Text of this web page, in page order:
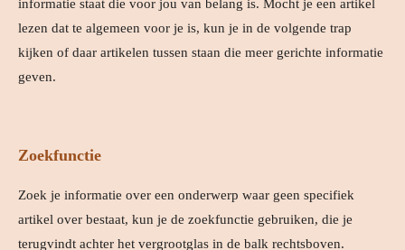
informatie staat die voor jou van belang is. Mocht je een artikel
lezen dat te algemeen voor je is, kun je in de volgende trap
kijken of daar artikelen tussen staan die meer gerichte informatie
geven.
Zoekfunctie
Zoek je informatie over een onderwerp waar geen specifiek
artikel over bestaat, kun je de zoekfunctie gebruiken, die je
terugvindt achter het vergrootglas in de balk rechtsboven.